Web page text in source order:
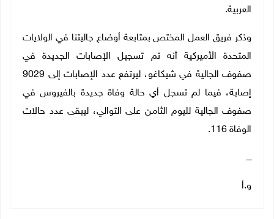
العربية.
وذكر فريق العمل المختص بمتابعة أوضاع جاليتنا في الولايات
المتحدة الأميركية أنه تم تسجيل الإصابات الجديدة في
صفوف الجالية في شيكاغو، ليرتفع عدد الإصابات إلى 9029
إصابة، فيما لم تسجل أي حالة وفاة جديدة بالفيروس في
صفوف الجالية لليوم الثامن على التوالي، ليبقى عدد حالات
الوفاة 116.
ــــ
و.أ